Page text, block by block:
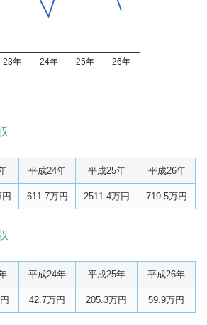
23年 24年 25年 26年
平成24年 平成25年 平成26年
611.7万円 2511.4万円 719.5万円
平成24年 平成25年 平成26年
42.7万円 205.3万円 59.9万円